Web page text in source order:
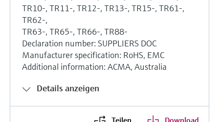
TR10-, TR11-, TR12-, TR13-, TR15-, TR61-,
TR62-,
TR63-, TR65-, TR66-, TR88-
Declaration number: SUPPLIERS DOC
Manufacturer specification: RoHS, EMC
Additional information: ACMA, Australia
Details anzeigen
Teilen Download